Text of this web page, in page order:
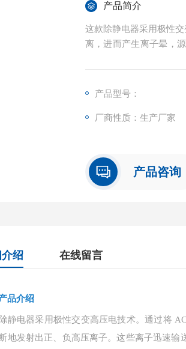
产品简介
这款除静电器采用极性
离，进而产生离子晕，
产品型号：
厂商性质：生产厂家
产品咨询
绍 在线留言
品介绍
静电器采用极性交变高压电技术。通过将
地发射出正、负高压离子。这些离子迅速